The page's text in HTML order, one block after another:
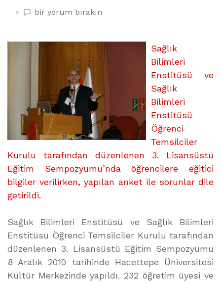
3.
SEMPOZYUMU
GERÇEKLEŞTİRİLDİ
bir yorum bırakın
Sağlık
Bilimleri
Enstitüsü ve
Sağlık
Bilimleri
Enstitüsü
Öğrenci
Temsilciler
Kurulu tarafından düzenlenen 3. Lisansüstü
Eğitim Sempozyumu’nda öğrencilere eğitici
bilgiler verilirken, yapılan anket ile sorunlar dile
getirildi.
Sağlık Bilimleri Enstitüsü ve Sağlık Bilimleri
Enstitüsü Öğrenci Temsilciler Kurulu tarafından
düzenlenen 3. Lisansüstü Eğitim Sempozyumu
8 Aralık 2010 tarihinde Hacettepe Üniversitesi
Kültür Merkezinde yapıldı. 232 öğretim üyesi ve